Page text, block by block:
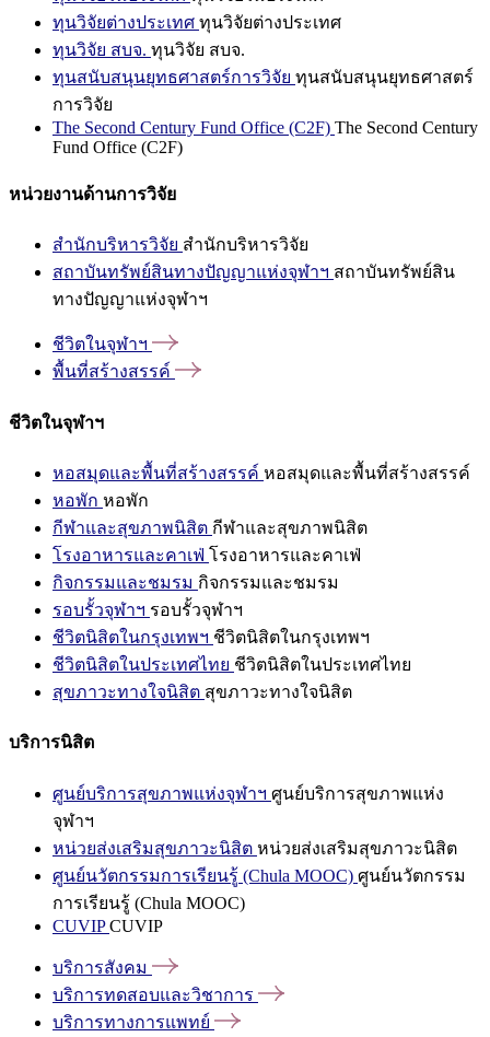
ทุนวิจัยต่างประเทศ ทุนวิจัยต่างประเทศ
ทุนวิจัย สบจ. ทุนวิจัย สบจ.
ทุนสนับสนุนยุทธศาสตร์การวิจัย ทุนสนับสนุนยุทธศาสตร์
การวิจัย
The Second Century Fund Office (C2F) The Second Century
Fund Office (C2F)
หน่วยงานด้านการวิจัย
สำนักบริหารวิจัย สำนักบริหารวิจัย
สถาบันทรัพย์สินทางปัญญาแห่งจุฬาฯ สถาบันทรัพย์สิน
ทางปัญญาแห่งจุฬาฯ
ชีวิตในจุฬาฯ
พื้นที่สร้างสรรค์
ชีวิตในจุฬาฯ
หอสมุดและพื้นที่สร้างสรรค์ หอสมุดและพื้นที่สร้างสรรค์
หอพัก หอพัก
กีฬาและสุขภาพนิสิต กีฬาและสุขภาพนิสิต
โรงอาหารและคาเฟ่ โรงอาหารและคาเฟ่
กิจกรรมและชมรม กิจกรรมและชมรม
รอบรั้วจุฬาฯ รอบรั้วจุฬาฯ
ชีวิตนิสิตในกรุงเทพฯ ชีวิตนิสิตในกรุงเทพฯ
ชีวิตนิสิตในประเทศไทย ชีวิตนิสิตในประเทศไทย
สุขภาวะทางใจนิสิต สุขภาวะทางใจนิสิต
บริการนิสิต
ศูนย์บริการสุขภาพแห่งจุฬาฯ ศูนย์บริการสุขภาพแห่ง
จุฬาฯ
หน่วยส่งเสริมสุขภาวะนิสิต หน่วยส่งเสริมสุขภาวะนิสิต
ศูนย์นวัตกรรมการเรียนรู้ (Chula MOOC) ศูนย์นวัตกรรม
การเรียนรู้ (Chula MOOC)
CUVIPCUVIP
บริการสังคม
บริการทดสอบและวิชาการ
บริการทางการแพทย์